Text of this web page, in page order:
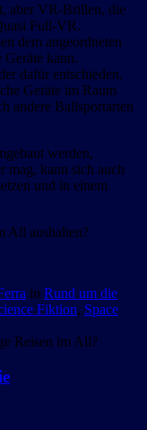
aber VR-Brillen, die
Full-VR.
dem angeordneten
kann.
dafür entschieden,
Geräte im Raum
andere Ballsportarten
werden,
mag, kann sich auch
und in einem
All aushalten?
in Rund um die
Fiktion, Space